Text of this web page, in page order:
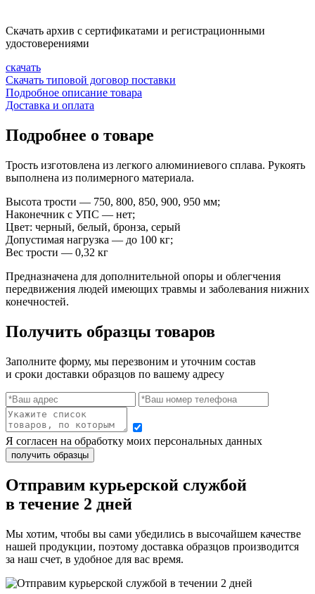
Скачать архив с сертификатами и регистрационными
удостоверениями
скачать
Скачать типовой договор поставки
Подробное описание товара
Доставка и оплата
Подробнее о товаре
Трость изготовлена из легкого алюминиевого сплава. Рукоять
выполнена из полимерного материала.
Высота трости — 750, 800, 850, 900, 950 мм;
Наконечник с УПС — нет;
Цвет: черный, белый, бронза, серый
Допустимая нагрузка — до 100 кг;
Вес трости — 0,32 кг
Предназначена для дополнительной опоры и облегчения
передвижения людей имеющих травмы и заболевания нижних
конечностей.
Получить образцы товаров
Заполните форму, мы перезвоним и уточним состав
и сроки доставки образцов по вашему адресу
Я согласен на обработку моих персональных данных
Отправим курьерской службой
в течение 2 дней
Мы хотим, чтобы вы сами убедились в высочайшем качестве
нашей продукции, поэтому доставка образцов производится
за наш счет, в удобное для вас время.